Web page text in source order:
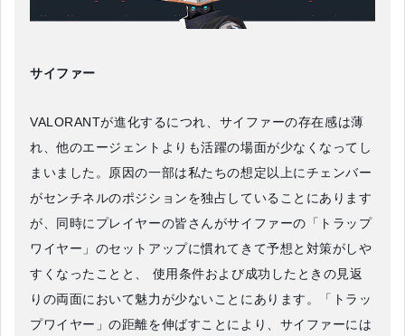
サイファー
VALORANTが進化するにつれ、サイファーの存在感は薄
れ、他のエージェントよりも活躍の場面が少なくなってし
まいました。原因の一部は私たちの想定以上にチェンバー
がセンチネルのポジションを独占していることにあります
が、同時にプレイヤーの皆さんがサイファーの「トラップ
ワイヤー」のセットアップに慣れてきて予想と対策がしや
すくなったことと、 使用条件および成功したときの見返
りの両面において魅力が少ないことにあります。「トラッ
プワイヤー」の距離を伸ばすことにより、サイファーには